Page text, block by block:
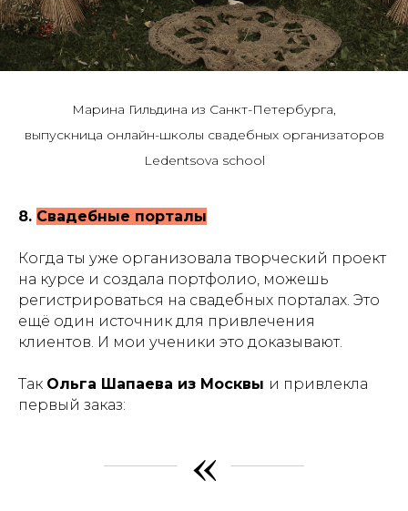
Марина Гильдина из Санкт-Петербурга,
выпускница онлайн-школы свадебных организаторов
Ledentsova school
8. Свадебные порталы
Когда ты уже организовала творческий проект
на курсе и создала портфолио, можешь
регистрироваться на свадебных порталах. Это
ещё один источник для привлечения
клиентов. И мои ученики это доказывают.
Так Ольга Шапаева из Москвы и привлекла
первый заказ:
«